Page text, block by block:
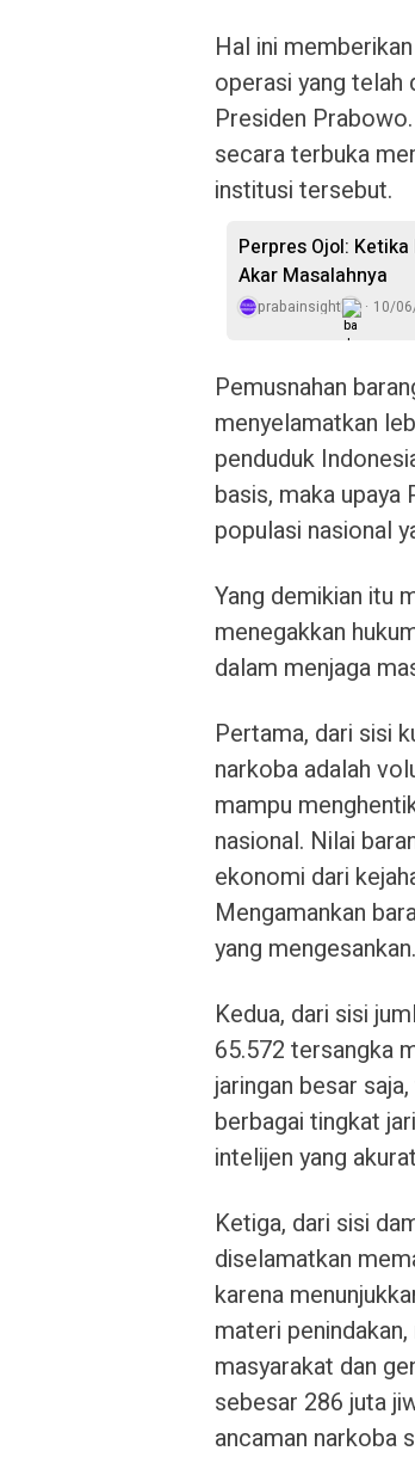
Hal ini
operasi yang telah
Presiden
secara terbuka
institusi tersebut.
Perpres Ojol:
Akar Masalahnya
prabainsight 10/
Pemusnahan
menyelamatkan
penduduk
basis, maka
populasi nasional
Yang demikian itu
menegakkan
dalam menjaga
Pertama, dari sisi
narkoba adalah
mampu
nasional. Nilai
ekonomi dari
Mengamankan
yang mengesankan.
Kedua, dari sisi
65.572 tersangka
jaringan besar
berbagai tingkat
intelijen yang
Ketiga, dari sisi
diselamatkan
karena
materi
masyarakat dan
sebesar 286 juta
ancaman narkoba